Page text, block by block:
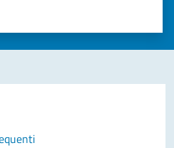
(da 1 a 5 stelle)
per valutare la chiarezza delle
su 5
su 5